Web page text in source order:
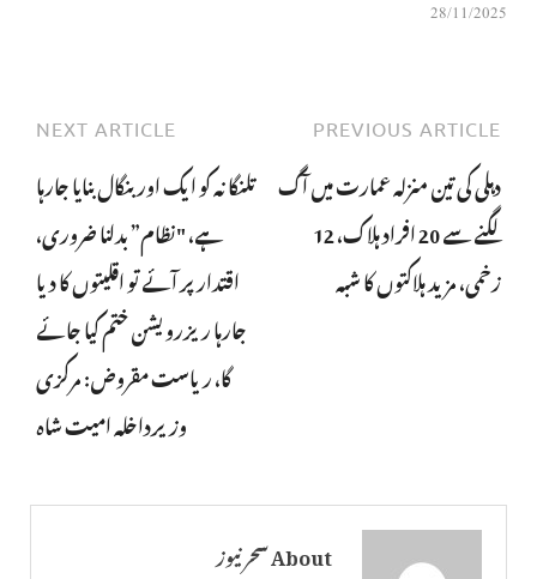
28/11/2025
PREVIOUS ARTICLE
دہلی کی تین منزلہ عمارت میں آگ
لگنے سے 20 افراد ہلاک، 12
زخمی، مزید ہلاکتوں کا شبہ
NEXT ARTICLE
تلنگانہ کو ایک اور بنگال بنایا جارہا
ہے، "نظام” بدلنا ضروری،
اقتدار پر آئے تو اقلیتوں کا دیا
جارہا ریزرویشن ختم کیا جائے
گا، ریاست مقروض: مرکزی
وزیرداخلہ امیت شاہ
About سحر نیوز